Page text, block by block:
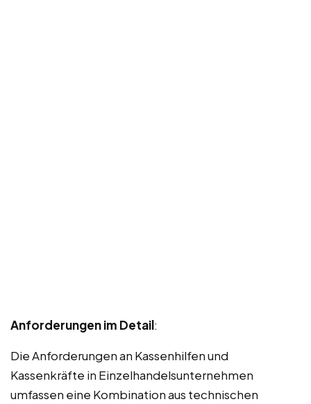
Anforderungen im Detail:
Die Anforderungen an Kassenhilfen und
Kassenkräfte in Einzelhandelsunternehmen
umfassen eine Kombination aus technischen